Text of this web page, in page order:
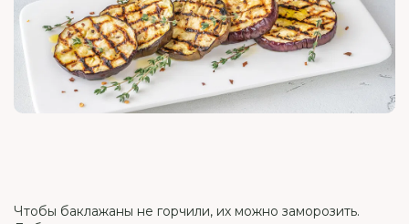
Чтобы баклажаны не горчили, их можно заморозить.